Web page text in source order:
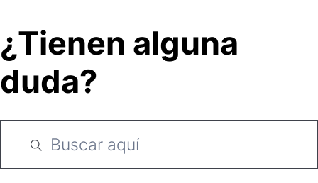
¿Tienen alguna
duda?